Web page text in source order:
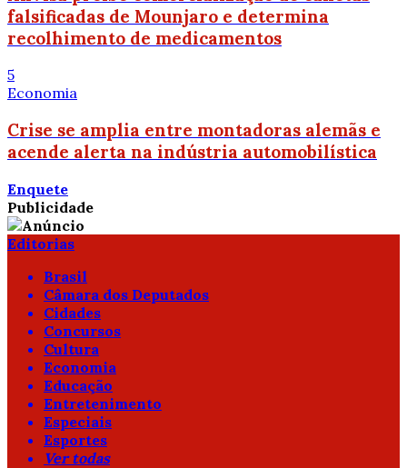
falsificadas de Mounjaro e determina
recolhimento de medicamentos
5
Economia
Crise se amplia entre montadoras alemãs e
acende alerta na indústria automobilística
Enquete
Publicidade
Editorias
Brasil
Câmara dos Deputados
Cidades
Concursos
Cultura
Economia
Educação
Entretenimento
Especiais
Esportes
Ver todas